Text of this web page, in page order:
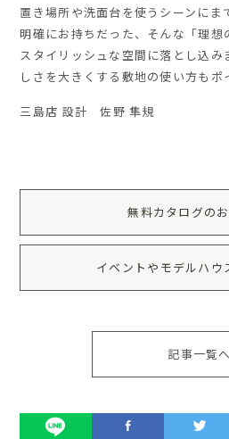
置き場所や洗面台を使うシーンにま
明確にお持ちだった、そんな「理想
スタイリッシュな空間に落とし込
しさを大きくする敷地の使い方もポ
三島店 設計 佐野 隼規
無料カタログの
イベントやモデルハウ
記事一覧へ